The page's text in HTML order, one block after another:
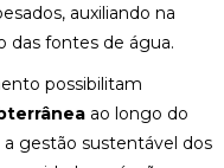
auxiliando na
das fontes de água.
possibilitam
ao longo do
gestão sustentável dos